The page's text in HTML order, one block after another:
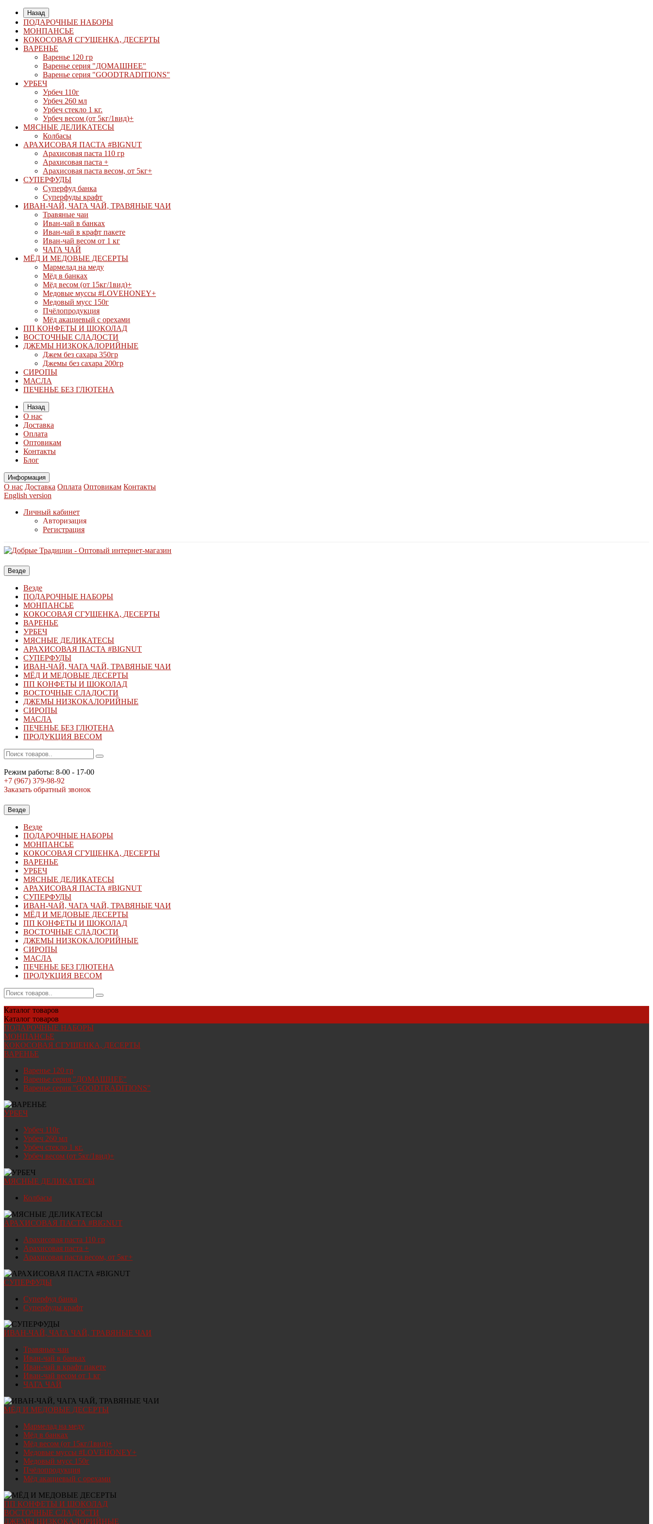
Назад
ПОДАРОЧНЫЕ НАБОРЫ
МОНПАНСЬЕ
КОКОСОВАЯ СГУЩЕНКА, ДЕСЕРТЫ
ВАРЕНЬЕ
Варенье 120 гр
Варенье серия "ДОМАШНЕЕ"
Варенье серия "GOODTRADITIONS"
УРБЕЧ
Урбеч 110г
Урбеч 260 мл
Урбеч стекло 1 кг.
Урбеч весом (от 5кг/1вид)+
МЯСНЫЕ ДЕЛИКАТЕСЫ
Колбасы
АРАХИСОВАЯ ПАСТА #BIGNUT
Арахисовая паста 110 гр
Арахисовая паста +
Арахисовая паста весом, от 5кг+
СУПЕРФУДЫ
Суперфуд банка
Суперфуды крафт
ИВАН-ЧАЙ, ЧАГА ЧАЙ, ТРАВЯНЫЕ ЧАИ
Травяные чаи
Иван-чай в банках
Иван-чай в крафт пакете
Иван-чай весом от 1 кг
ЧАГА ЧАЙ
МЁД И МЕДОВЫЕ ДЕСЕРТЫ
Мармелад на меду
Мёд в банках
Мёд весом (от 15кг/1вид)+
Медовые муссы #LOVEHONEY+
Медовый мусс 150г
Пчёлопродукция
Мёд акациевый с орехами
ПП КОНФЕТЫ И ШОКОЛАД
ВОСТОЧНЫЕ СЛАДОСТИ
ДЖЕМЫ НИЗКОКАЛОРИЙНЫЕ
Джем без сахара 350гр
Джемы без сахара 200гр
СИРОПЫ
МАСЛА
ПЕЧЕНЬЕ БЕЗ ГЛЮТЕНА
Назад
О нас
Доставка
Оплата
Оптовикам
Контакты
Блог
Информация
О нас Доставка Оплата Оптовикам Контакты
English version
Личный кабинет
Авторизация
Регистрация
Везде
Везде
ПОДАРОЧНЫЕ НАБОРЫ
МОНПАНСЬЕ
КОКОСОВАЯ СГУЩЕНКА, ДЕСЕРТЫ
ВАРЕНЬЕ
УРБЕЧ
МЯСНЫЕ ДЕЛИКАТЕСЫ
АРАХИСОВАЯ ПАСТА #BIGNUT
СУПЕРФУДЫ
ИВАН-ЧАЙ, ЧАГА ЧАЙ, ТРАВЯНЫЕ ЧАИ
МЁД И МЕДОВЫЕ ДЕСЕРТЫ
ПП КОНФЕТЫ И ШОКОЛАД
ВОСТОЧНЫЕ СЛАДОСТИ
ДЖЕМЫ НИЗКОКАЛОРИЙНЫЕ
СИРОПЫ
МАСЛА
ПЕЧЕНЬЕ БЕЗ ГЛЮТЕНА
ПРОДУКЦИЯ ВЕСОМ
Режим работы: 8-00 - 17-00
+7 (967) 379-98-92
Заказать обратный звонок
Везде
Везде
ПОДАРОЧНЫЕ НАБОРЫ
МОНПАНСЬЕ
КОКОСОВАЯ СГУЩЕНКА, ДЕСЕРТЫ
ВАРЕНЬЕ
УРБЕЧ
МЯСНЫЕ ДЕЛИКАТЕСЫ
АРАХИСОВАЯ ПАСТА #BIGNUT
СУПЕРФУДЫ
ИВАН-ЧАЙ, ЧАГА ЧАЙ, ТРАВЯНЫЕ ЧАИ
МЁД И МЕДОВЫЕ ДЕСЕРТЫ
ПП КОНФЕТЫ И ШОКОЛАД
ВОСТОЧНЫЕ СЛАДОСТИ
ДЖЕМЫ НИЗКОКАЛОРИЙНЫЕ
СИРОПЫ
МАСЛА
ПЕЧЕНЬЕ БЕЗ ГЛЮТЕНА
ПРОДУКЦИЯ ВЕСОМ
Каталог товаров
Каталог товаров
ПОДАРОЧНЫЕ НАБОРЫ
МОНПАНСЬЕ
КОКОСОВАЯ СГУЩЕНКА, ДЕСЕРТЫ
ВАРЕНЬЕ
Варенье 120 гр
Варенье серия "ДОМАШНЕЕ"
Варенье серия "GOODTRADITIONS"
УРБЕЧ
Урбеч 110г
Урбеч 260 мл
Урбеч стекло 1 кг.
Урбеч весом (от 5кг/1вид)+
МЯСНЫЕ ДЕЛИКАТЕСЫ
Колбасы
АРАХИСОВАЯ ПАСТА #BIGNUT
Арахисовая паста 110 гр
Арахисовая паста +
Арахисовая паста весом, от 5кг+
СУПЕРФУДЫ
Суперфуд банка
Суперфуды крафт
ИВАН-ЧАЙ, ЧАГА ЧАЙ, ТРАВЯНЫЕ ЧАИ
Травяные чаи
Иван-чай в банках
Иван-чай в крафт пакете
Иван-чай весом от 1 кг
ЧАГА ЧАЙ
МЁД И МЕДОВЫЕ ДЕСЕРТЫ
Мармелад на меду
Мёд в банках
Мёд весом (от 15кг/1вид)+
Медовые муссы #LOVEHONEY+
Медовый мусс 150г
Пчёлопродукция
Мёд акациевый с орехами
ПП КОНФЕТЫ И ШОКОЛАД
ВОСТОЧНЫЕ СЛАДОСТИ
ДЖЕМЫ НИЗКОКАЛОРИЙНЫЕ